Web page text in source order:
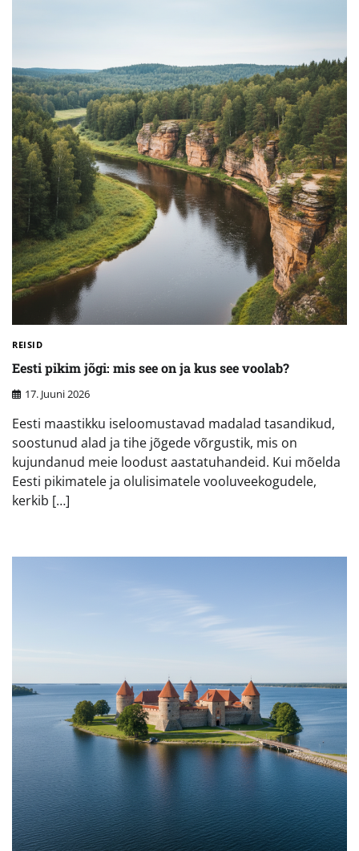
REISID
Eesti pikim jõgi: mis see on ja kus see voolab?
17. Juuni 2026
Eesti maastikku iseloomustavad madalad tasandikud,
soostunud alad ja tihe jõgede võrgustik, mis on
kujundanud meie loodust aastatuhandeid. Kui mõelda
Eesti pikimatele ja olulisimatele vooluveekogudele,
kerkib […]